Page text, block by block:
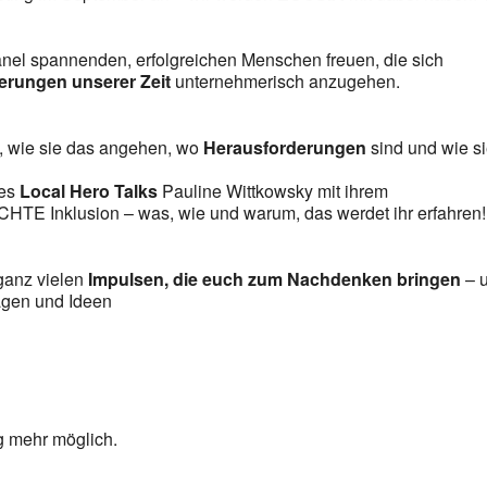
spannenden, erfolgreichen Menschen freuen, die sich
unserer Zeit unternehmerisch anzugehen.
sie das angehen, wo Herausforderungensind und wie
Local Hero Talks Pauline Wittkowsky mit ihrem
Inklusion – was, wie und warum, das werdet ihr erfahren!
vielen Impulsen, die euch zum Nachdenken bringen –
und Ideen
mehr möglich.